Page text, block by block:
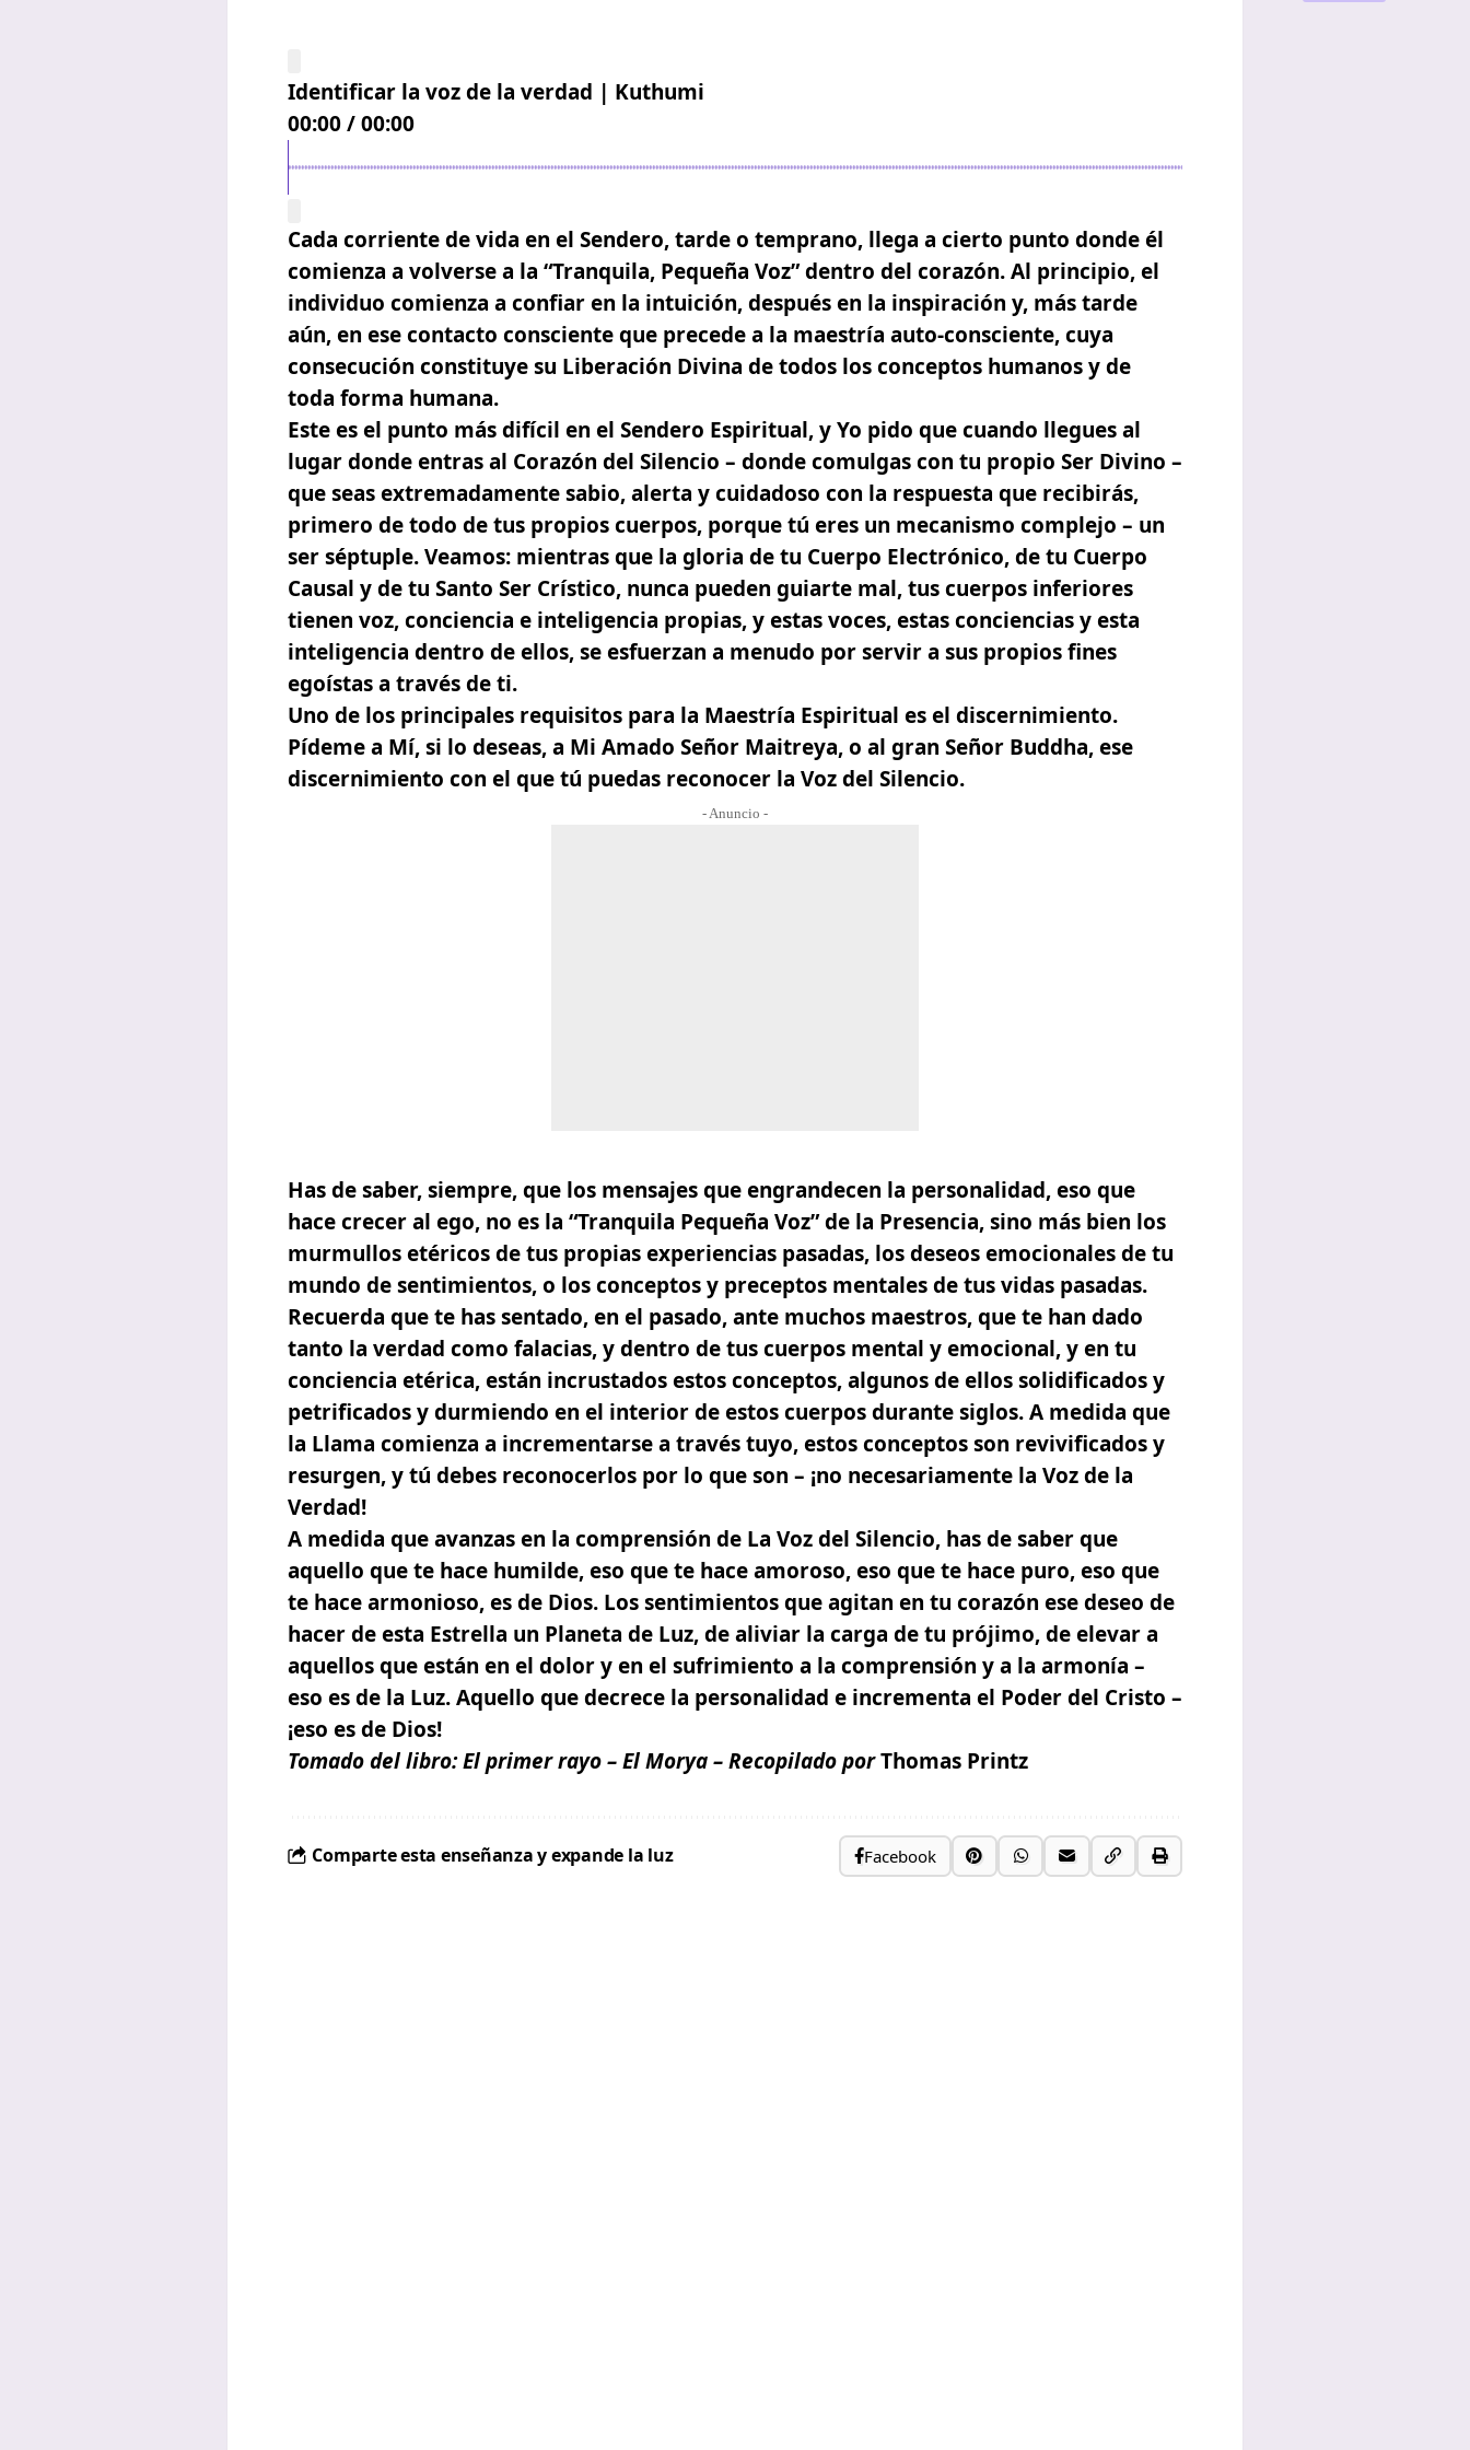
Identificar la voz de la verdad | Kuthumi
00:00 / 00:00
Cada corriente de vida en el Sendero, tarde o temprano, llega a cierto punto donde él
comienza a volverse a la “Tranquila, Pequeña Voz” dentro del corazón. Al principio, el
individuo comienza a confiar en la intuición, después en la inspiración y, más tarde
aún, en ese contacto consciente que precede a la maestría auto-consciente, cuya
consecución constituye su Liberación Divina de todos los conceptos humanos y de
toda forma humana.
Este es el punto más difícil en el Sendero Espiritual, y Yo pido que cuando llegues al
lugar donde entras al Corazón del Silencio – donde comulgas con tu propio Ser Divino –
que seas extremadamente sabio, alerta y cuidadoso con la respuesta que recibirás,
primero de todo de tus propios cuerpos, porque tú eres un mecanismo complejo – un
ser séptuple. Veamos: mientras que la gloria de tu Cuerpo Electrónico, de tu Cuerpo
Causal y de tu Santo Ser Crístico, nunca pueden guiarte mal,tus cuerpos inferiores
tienen voz, conciencia e inteligencia propias, y estas voces, estas conciencias y esta
inteligencia dentro de ellos,se esfuerzan a menudo por servir a sus propios fines
egoístas a través de ti.
Uno de los principales requisitos para la Maestría Espiritual es el discernimiento.
Pídeme a Mí, si lo deseas, a Mi Amado Señor Maitreya, o al gran Señor Buddha, ese
discernimiento con el que tú puedas reconocer la Voz del Silencio.
- Anuncio -
Has de saber, siempre, que los mensajes queengrandecen la personalidad, eso que
hace crecer al ego, no es la “Tranquila Pequeña Voz” de la Presencia, sino más bien los
murmullos etéricos de tus propias experiencias pasadas, los deseos emocionales de tu
mundo de sentimientos, o los conceptos y preceptos mentalesde tus vidas pasadas.
Recuerda que te has sentado, en el pasado, ante muchos maestros,que te han dado
tanto la verdad como falacias, y dentro de tus cuerpos mental y emocional, y en tu
conciencia etérica, están incrustados estos conceptos,algunos de ellos solidificados y
petrificados y durmiendo en el interior de estos cuerpos durante siglos. A medida que
la Llama comienza a incrementarse a través tuyo, estos conceptos son revivificados y
resurgen, y tú debes reconocerlos por lo que son – ¡no necesariamente la Voz de la
Verdad!
A medida que avanzas en la comprensión de La Voz del Silencio, has de saber que
aquello que te hace humilde,eso que te hace amoroso, eso que te hace puro, eso que
te hace armonioso,es de Dios.Los sentimientos que agitan en tu corazón ese deseo de
hacer de esta Estrella un Planeta de Luz, de aliviar la carga de tu prójimo, de elevar a
aquellos que están en el dolor y en el sufrimiento a la comprensión y a la armonía –
eso es de la Luz.Aquello que decrece la personalidad e incrementa el Poder del Cristo –
¡eso es de Dios!
Tomado del libro:El primer rayo –El Morya – Recopilado porThomas Printz
Comparte esta enseñanza y expande la luz Facebook